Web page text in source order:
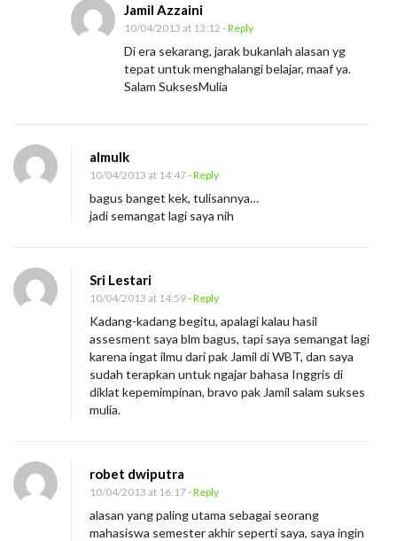
Jamil Azzaini
10/04/2013 at 13:12 - Reply
Di era sekarang, jarak bukanlah alasan yg
tepat untuk menghalangi belajar, maaf ya.
Salam SuksesMulia
almulk
10/04/2013 at 14:47- Reply
bagus banget kek, tulisannya…
jadi semangat lagi saya nih
Sri Lestari
10/04/2013 at 14:59- Reply
Kadang-kadang begitu, apalagi kalau hasil
assesment saya blm bagus, tapi saya semangat lagi
karena ingat ilmu dari pak Jamil di WBT, dan saya
sudah terapkan untuk ngajar bahasa Inggris di
diklat kepemimpinan, bravo pak Jamil salam sukses
mulia.
robet dwiputra
10/04/2013 at 16:17- Reply
alasan yang paling utama sebagai seorang
mahasiswa semester akhir seperti saya, saya ingin